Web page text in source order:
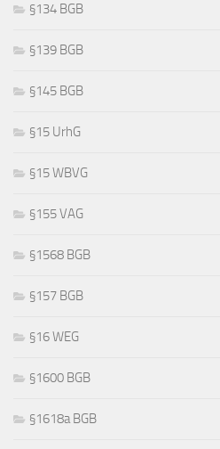
§134 BGB
§139 BGB
§145 BGB
§15 UrhG
§15 WBVG
§155 VAG
§1568 BGB
§157 BGB
§16 WEG
§1600 BGB
§1618a BGB